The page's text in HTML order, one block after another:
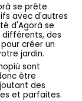
se prête
avec d'autres
d'Agorà se
différents, des
créer un
jardin.
sont
être
des
et parfaites.